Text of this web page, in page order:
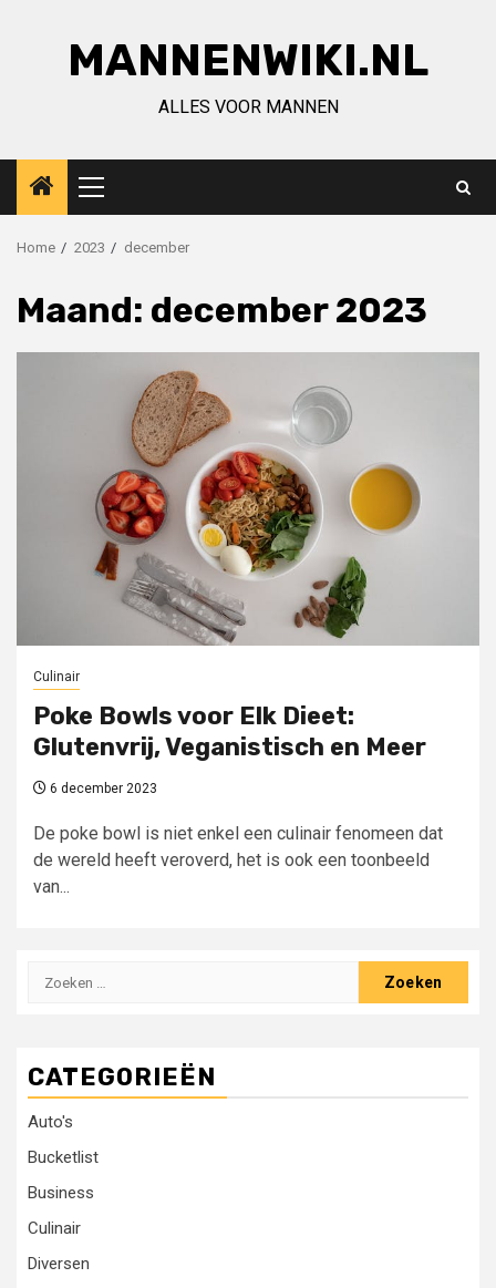
MANNENWIKI.NL
ALLES VOOR MANNEN
Primair
menu
Home 2023 december
Maand: december 2023
Culinair
Poke Bowls voor Elk Dieet:
Glutenvrij, Veganistisch en Meer
6 december 2023
De poke bowl is niet enkel een culinair fenomeen dat
de wereld heeft veroverd, het is ook een toonbeeld
van...
Zoeken
CATEGORIEËN
Auto's
Bucketlist
Business
Culinair
Diversen